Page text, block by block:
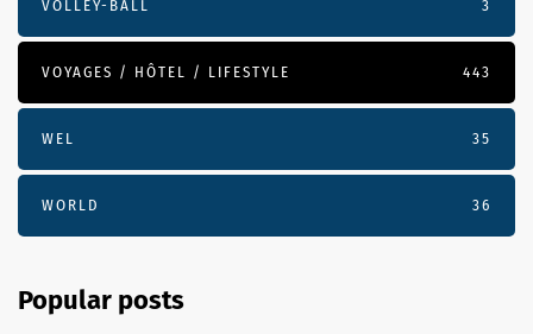
VOLLEY-BALL 3
VOYAGES / HÔTEL / LIFESTYLE 443
WEL 35
WORLD 36
Popular posts